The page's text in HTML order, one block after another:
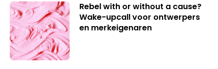
Rebel with or without a cause?
Wake-upcall voor ontwerpers
en merkeigenaren